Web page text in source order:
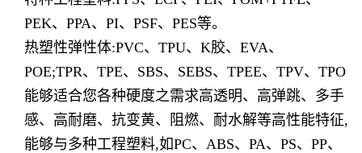
PEK、PPA、PI、PSF、PES等。
热塑性弹性体:PVC、TPU、K胶、EVA、
POE;TPR、TPE、SBS、SEBS、TPEE、TPV、TPO
能够适合您各种硬度之需求高透明、高弹跳、多手
感、高耐磨、抗变黄、阻燃、耐水解等高性能特征,
能够与多种工程塑料,如PC、ABS、PA、PS、PP、